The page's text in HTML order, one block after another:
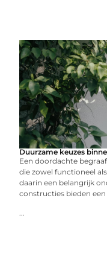
Duurzame keuzes
Een doordachte
die zowel functioneel
daarin een belangrijk
constructies bieden een
...